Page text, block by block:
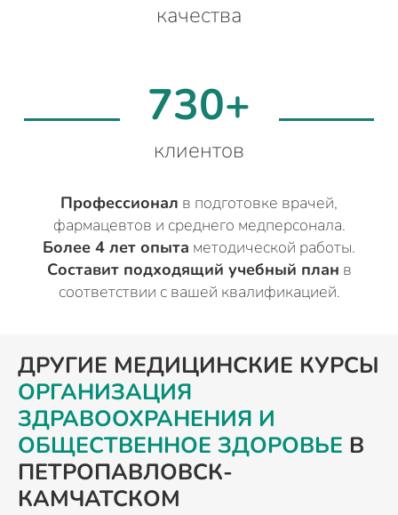
качества
730+
клиентов
Профессионал в подготовке врачей,
фармацевтов и среднего медперсонала.
Более 4 лет опыта методической работы.
Составит подходящий учебный план в
соответствии с вашей квалификацией.
ДРУГИЕ МЕДИЦИНСКИЕ КУРСЫ
ОРГАНИЗАЦИЯ
ЗДРАВООХРАНЕНИЯ И
ОБЩЕСТВЕННОЕ ЗДОРОВЬЕ В
ПЕТРОПАВЛОВСК-
КАМЧАТСКОМ